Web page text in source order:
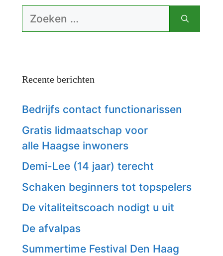
Zoek
naar:
Recente berichten
Bedrijfs contact functionarissen
Gratis lidmaatschap voor
alle Haagse inwoners
Demi-Lee (14 jaar) terecht
Schaken beginners tot topspelers
De vitaliteitscoach nodigt u uit
De afvalpas
Summertime Festival Den Haag